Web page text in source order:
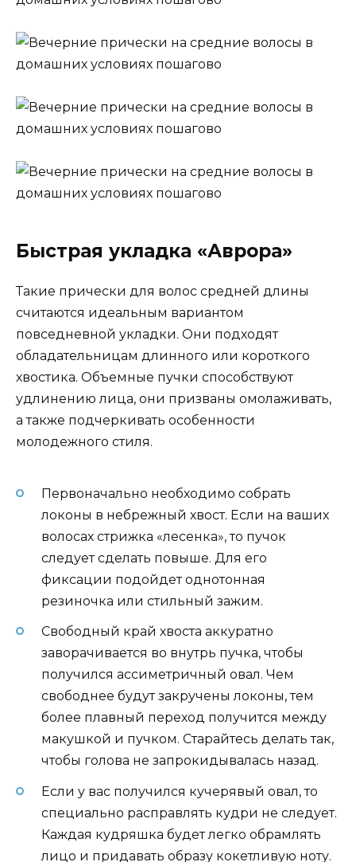
Быстрая укладка «Аврора»
Такие прически для волос средней длины
считаются идеальным вариантом
повседневной укладки. Они подходят
обладательницам длинного или короткого
хвостика. Объемные пучки способствуют
удлинению лица, они призваны омолаживать,
а также подчеркивать особенности
молодежного стиля.
Первоначально необходимо собрать
локоны в небрежный хвост. Если на ваших
волосах стрижка «лесенка», то пучок
следует сделать повыше. Для его
фиксации подойдет однотонная
резиночка или стильный зажим.
Свободный край хвоста аккуратно
заворачивается во внутрь пучка, чтобы
получился ассиметричный овал. Чем
свободнее будут закручены локоны, тем
более плавный переход получится между
макушкой и пучком. Старайтесь делать так,
чтобы голова не запрокидывалась назад.
Если у вас получился кучерявый овал, то
специально расправлять кудри не следует.
Каждая кудряшка будет легко обрамлять
лицо и придавать образу кокетливую ноту.